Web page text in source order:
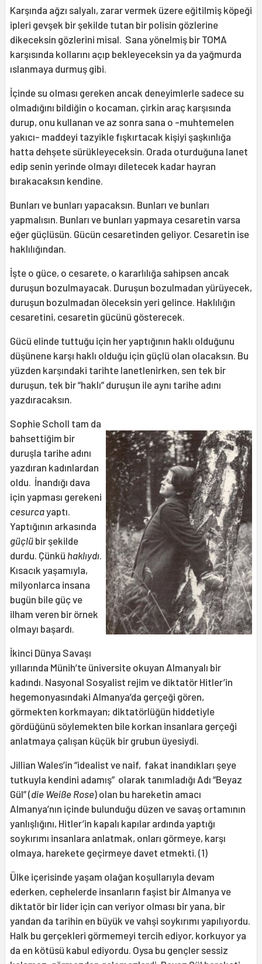
Karşında ağzı salyalı, zarar vermek üzere eğitilmiş köpeği
ipleri gevşek bir şekilde tutan bir polisin gözlerine
dikeceksin gözlerini misal. Sana yönelmiş bir TOMA
karşısında kollarını açıp bekleyeceksin ya da yağmurda
ıslanmaya durmuş gibi.
İçinde su olması gereken ancak deneyimlerle sadece su
olmadığını bildiğin o kocaman, çirkin araç karşısında
durup, onu kullanan ve az sonra sana o -muhtemelen
yakıcı- maddeyi tazyikle fışkırtacak kişiyi şaşkınlığa
hatta dehşete sürükleyeceksin. Orada oturduğuna lanet
edip senin yerinde olmayı diletecek kadar hayran
bırakacaksın kendine.
Bunları ve bunları yapacaksın. Bunları ve bunları
yapmalısın. Bunları ve bunları yapmaya cesaretin varsa
eğer güçlüsün. Gücün cesaretinden geliyor. Cesaretin ise
haklılığından.
İşte o güce, o cesarete, o kararlılığa sahipsen ancak
duruşun bozulmayacak. Duruşun bozulmadan yürüyecek,
duruşun bozulmadan öleceksin yeri gelince. Haklılığın
cesaretini, cesaretin gücünü gösterecek.
Gücü elinde tuttuğu için her yaptığının haklı olduğunu
düşünene karşı haklı olduğu için güçlü olan olacaksın. Bu
yüzden karşındaki tarihte lanetlenirken, sen tek bir
duruşun, tek bir “haklı” duruşun ile aynı tarihe adını
yazdıracaksın.
Sophie Scholl tam da
bahsettiğim bir
duruşla tarihe adını
yazdıran kadınlardan
oldu. İnandığı dava
için yapması gerekeni
cesurcayaptı.
Yaptığının arkasında
güçlü bir şekilde
durdu. Çünkü haklıydı.
Kısacık yaşamıyla,
milyonlarca insana
bugün bile güç ve
ilham veren bir örnek
olmayı başardı.
İkinci Dünya Savaşı
yıllarında Münih’te üniversite okuyan Almanyalı bir
kadındı. Nasyonal Sosyalist rejim ve diktatör Hitler’in
hegemonyasındaki Almanya’da gerçeği gören,
görmekten korkmayan; diktatörlüğün hiddetiyle
gördüğünü söylemekten bile korkan insanlara gerçeği
anlatmaya çalışan küçük bir grubun üyesiydi.
Jillian Wales’in “idealist ve naif, fakat inandıkları şeye
tutkuyla kendini adamış” olarak tanımladığı Adı “Beyaz
Gül” (die Weiße Rose) olan bu hareketin amacı
Almanya’nın içinde bulunduğu düzen ve savaş ortamının
yanlışlığını, Hitler’in kapalı kapılar ardında yaptığı
soykırımı insanlara anlatmak, onları görmeye, karşı
olmaya, harekete geçirmeye davet etmekti. (1)
Ülke içerisinde yaşam olağan koşullarıyla devam
ederken, cephelerde insanların faşist bir Almanya ve
diktatör bir lider için can veriyor olması bir yana, bir
yandan da tarihin en büyük ve vahşi soykırımı yapılıyordu.
Halk bu gerçekleri görmemeyi tercih ediyor, korkuyor ya
da en kötüsü kabul ediyordu. Oysa bu gençler sessiz